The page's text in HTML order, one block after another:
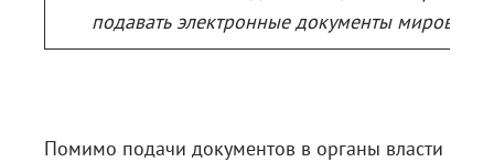
подавать электронные документы мировому
Помимо подачи документов в органы власти